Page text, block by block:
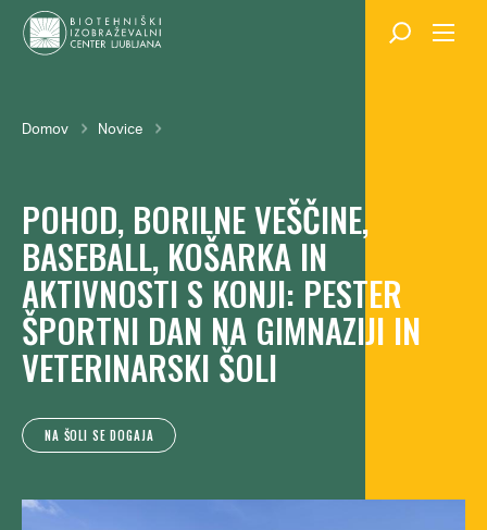
Skok
na
Breadcrumb
Domov Novice
POHOD, BORILNE VEŠČINE,
BASEBALL, KOŠARKA IN
AKTIVNOSTI S KONJI: PESTER
ŠPORTNI DAN NA GIMNAZIJI IN
VETERINARSKI ŠOLI
NA ŠOLI SE DOGAJA